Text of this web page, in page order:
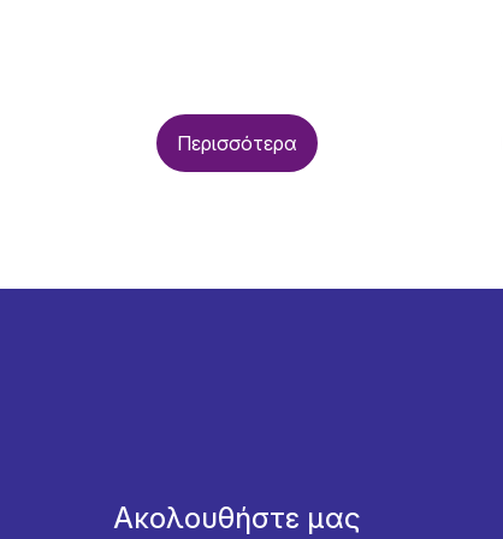
Περισσότερα
Ακολουθήστε μας